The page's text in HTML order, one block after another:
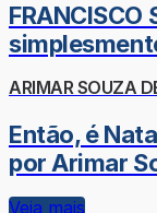
FRANCISCO
ARIMAR SOUZA
Então, é
por Arimar
Veja mais